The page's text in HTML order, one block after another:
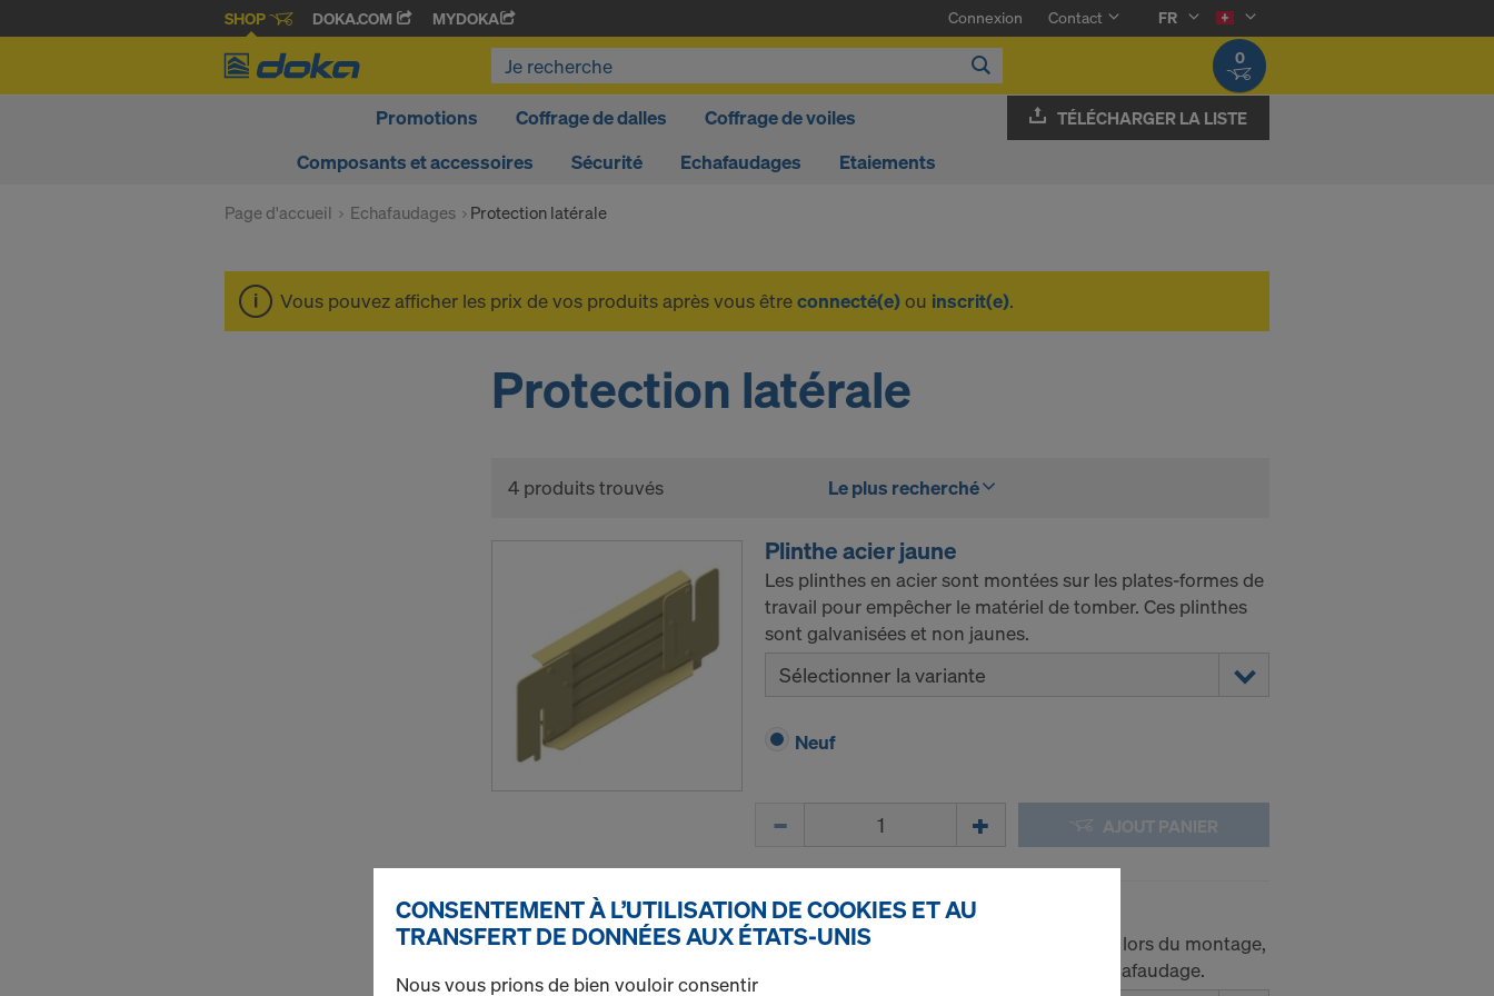
SHOP DOKA.COM MYDOKA Connexion Contact
FR
0
Promotions Coffrage de dalles
Coffrage de voiles
Composants et accessoires
Sécurité Echafaudages Etaiements
TÉLÉCHARGER LA LISTE
Page d'accueil Echafaudages Protection latérale
Vous pouvez afficher les prix de vos produits après vous êtreconnecté(e)ou inscrit(e).
Protection latérale
4 produits trouvés Le plus recherché
Plinthe acier jaune
Les plinthes en acier sont montées sur les plates-formes de
travail pour empêcher le matériel de tomber. Ces plinthes
sont galvanisées et non jaunes.
Sélectionner la variante
Neuf
AJOUT PANIER
Guardrail IG
Permet l'installation de garde-corps avant lors du montage,
du déplacement et du démontage de l'échafaudage.
CONSENTEMENT À L’UTILISATION DE COOKIES ET AU
TRANSFERT DE DONNÉES AUX ÉTATS-UNIS
Nous vous prions de bien vouloir consentir